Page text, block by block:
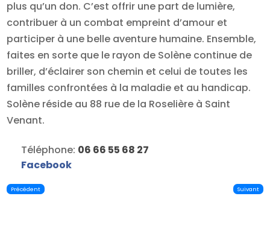
plus qu’un don. C’est offrir une part de lumière,
contribuer à un combat empreint d’amour et
participer à une belle aventure humaine. Ensemble,
faites en sorte que le rayon de Solène continue de
briller, d’éclairer son chemin et celui de toutes les
familles confrontées à la maladie et au handicap.
Solène réside au 88 rue de la Roselière à Saint
Venant.
Téléphone: 06 66 55 68 27
Facebook
Précédent Suivant